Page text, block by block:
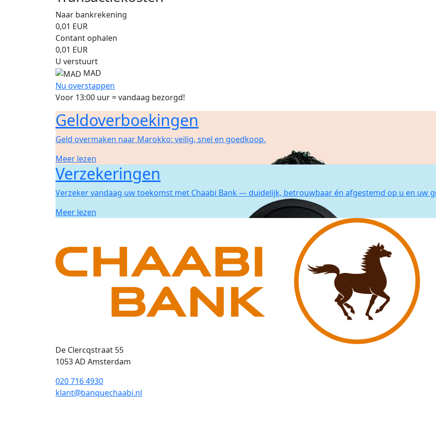
Naar bankrekening
0,01 EUR
Contant ophalen
0,01 EUR
U verstuurt
MAD
Nu overstappen
Voor 13:00 uur = vandaag bezorgd!
Geldoverboekingen
Geld overmaken naar Marokko: veilig, snel en goedkoop.
Meer lezen
Verzekeringen
Verzeker vandaag uw toekomst met Chaabi Bank — duidelijk, betrouwbaar én afgestemd op u en uw
Meer lezen
De Clercqstraat 55
1053 AD Amsterdam
020 716 4930
klant@banquechaabi.nl